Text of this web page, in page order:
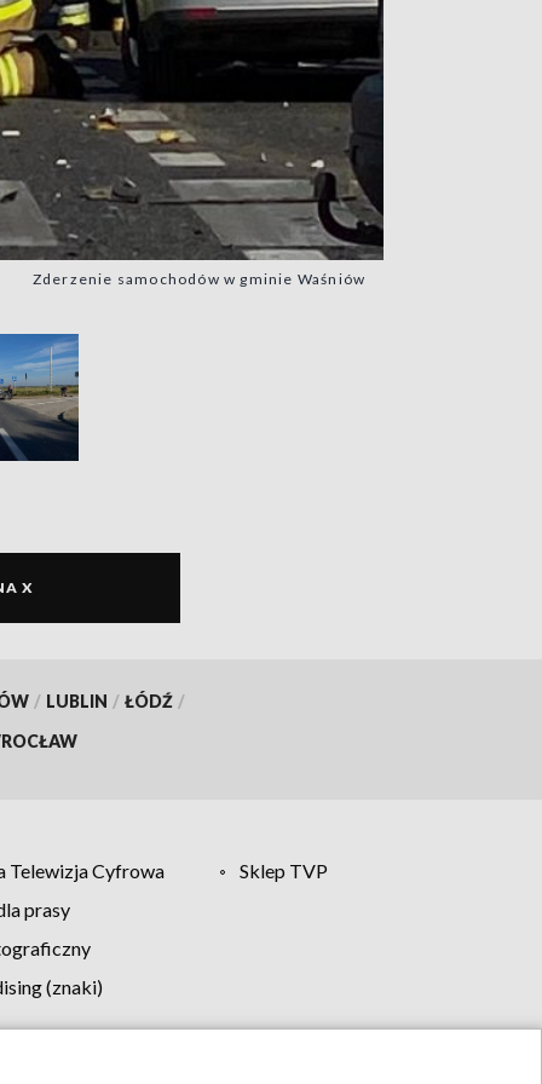
Zderzenie samochodów w gminie Waśniów
X
/ LUBLIN / ŁÓDŹ /
Telewizja Cyfrowa
Sklep TVP
prasy
(znaki)